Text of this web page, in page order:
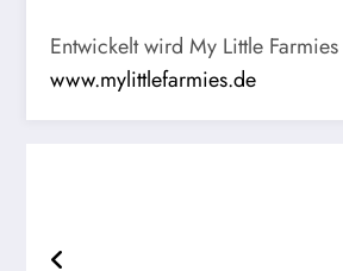
Entwickelt wird My Little
www.mylittlefarmies.de